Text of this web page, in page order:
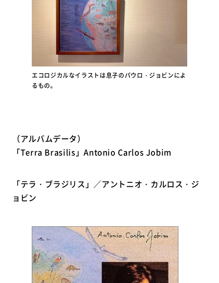
エコロジカルなイラストは息子のパウロ・ジョビンによ
るもの。
（アルバムデータ）
「Terra Brasilis」Antonio Carlos Jobim
「テラ・ブラジリス」／アントニオ・カルロス・ジ
ョビン